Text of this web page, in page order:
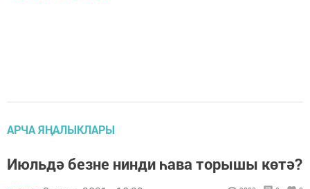
АРЧА ЯҢАЛЫКЛАРЫ
Июльдә безне нинди һава торышы көтә?